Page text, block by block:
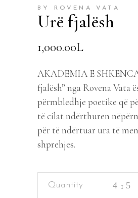
BY ROVENA VATA
Urë fjalësh
1,000.00L
AKADEMIA E
fjalësh” nga Rovena Vata
përmbledhje poetike që
të cilat ndërthuren
për të ndërtuar ura të
shprehjes.